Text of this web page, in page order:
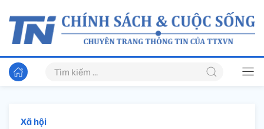
Xã hội